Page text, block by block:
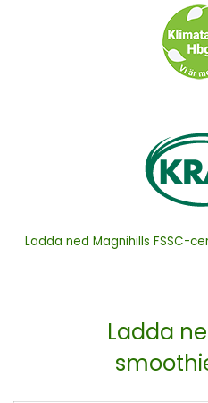
Ladda ned Magnihills FSSC-
Ladda